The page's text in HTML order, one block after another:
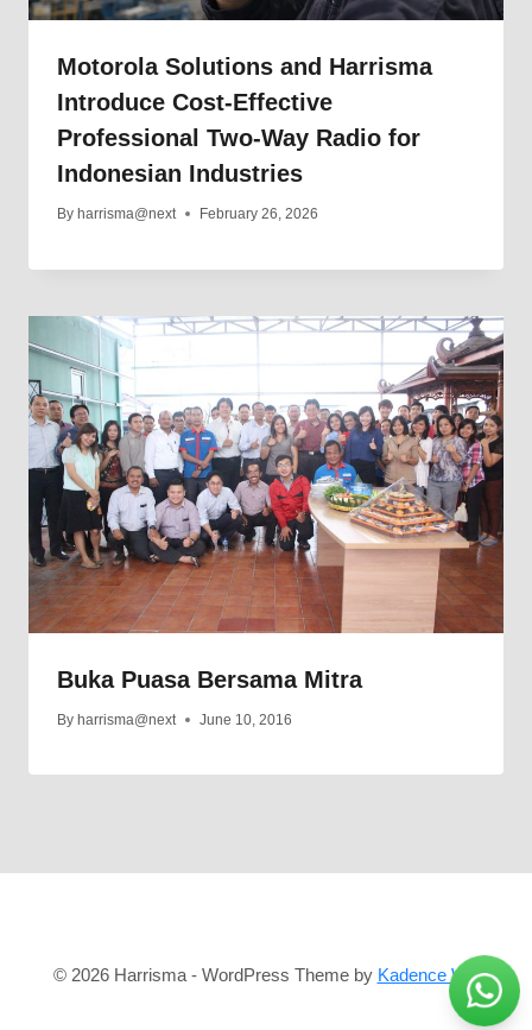
Motorola Solutions and Harrisma
Introduce Cost-Effective
Professional Two-Way Radio for
Indonesian Industries
By harrisma@next February 26, 2026
Buka Puasa Bersama Mitra
By harrisma@next June 10, 2016
© 2026 Harrisma - WordPress Theme by Kadence WP